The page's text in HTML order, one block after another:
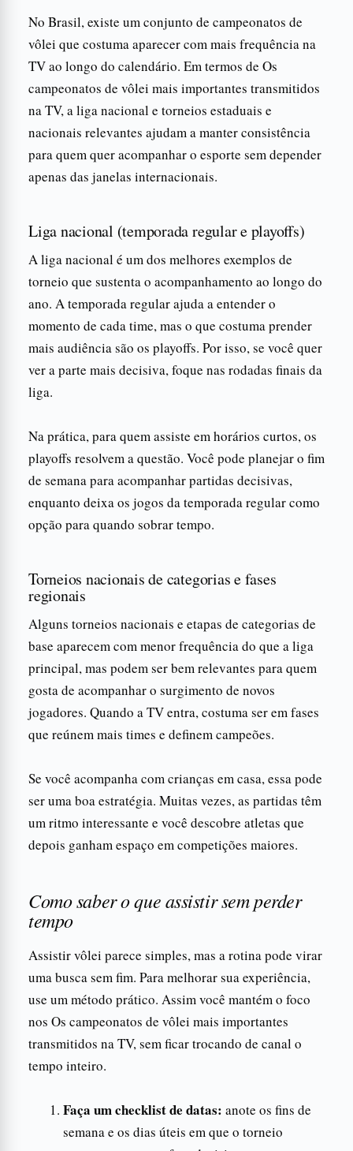
No Brasil, existe um conjunto de campeonatos de
vôlei que costuma aparecer com mais frequência na
TV ao longo do calendário. Em termos de Os
campeonatos de vôlei mais importantes transmitidos
na TV, a liga nacional e torneios estaduais e
nacionais relevantes ajudam a manter consistência
para quem quer acompanhar o esporte sem depender
apenas das janelas internacionais.
Liga nacional (temporada regular e playoffs)
A liga nacional é um dos melhores exemplos de
torneio que sustenta o acompanhamento ao longo do
ano. A temporada regular ajuda a entender o
momento de cada time, mas o que costuma prender
mais audiência são os playoffs. Por isso, se você quer
ver a parte mais decisiva, foque nas rodadas finais da
liga.
Na prática, para quem assiste em horários curtos, os
playoffs resolvem a questão. Você pode planejar o fim
de semana para acompanhar partidas decisivas,
enquanto deixa os jogos da temporada regular como
opção para quando sobrar tempo.
Torneios nacionais de categorias e fases
regionais
Alguns torneios nacionais e etapas de categorias de
base aparecem com menor frequência do que a liga
principal, mas podem ser bem relevantes para quem
gosta de acompanhar o surgimento de novos
jogadores. Quando a TV entra, costuma ser em fases
que reúnem mais times e definem campeões.
Se você acompanha com crianças em casa, essa pode
ser uma boa estratégia. Muitas vezes, as partidas têm
um ritmo interessante e você descobre atletas que
depois ganham espaço em competições maiores.
Como saber o que assistir sem perder
tempo
Assistir vôlei parece simples, mas a rotina pode virar
uma busca sem fim. Para melhorar sua experiência,
use um método prático. Assim você mantém o foco
nos Os campeonatos de vôlei mais importantes
transmitidos na TV, sem ficar trocando de canal o
tempo inteiro.
Faça um checklist de datas: anote os fins de
semana e os dias úteis em que o torneio